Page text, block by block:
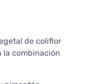
de coliflor
la combinación